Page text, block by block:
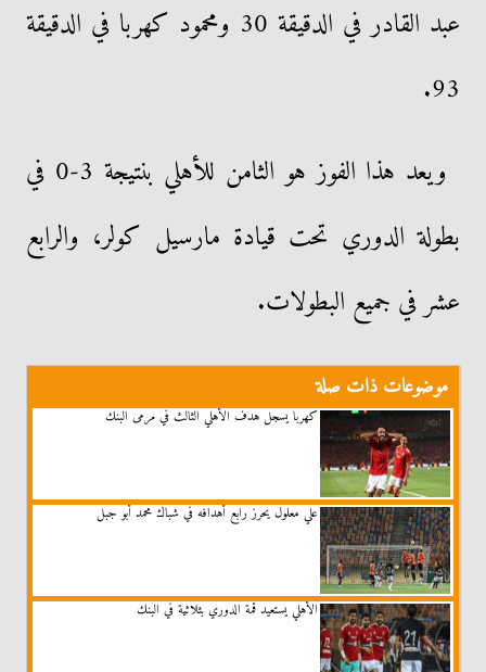
عبد القادر في الدقيقة 30 ومحمود كهربا في الدقيقة
93.
ويعد هذا الفوز هو الثامن للأهلي بنتيجة 3-0 في
بطولة الدوري تحت قيادة مارسيل كولر، والرابع
عشر في جميع البطولات.
موضوعات ذات صلة
كهربا يسجل هدف الأهلي الثالث في مرمى البنك
علي معلول يحرز رابع أهدافه في شباك محمد أبو جبل
الأهلي يستعيد قمة الدوري بثلاثية في البنك